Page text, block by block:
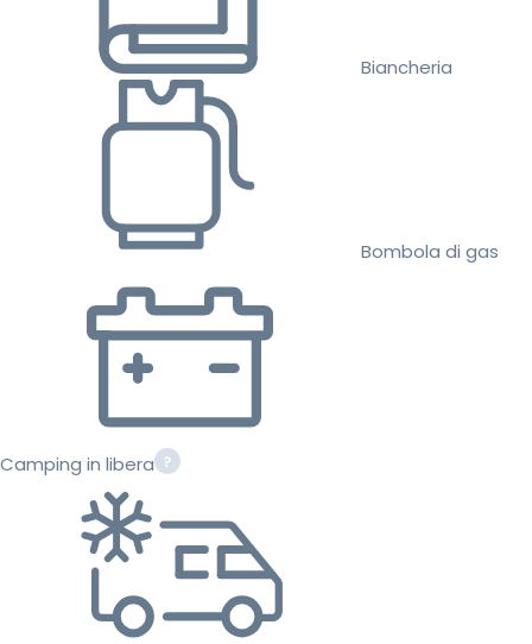
Biancheria
Bombola di gas
Camping in libera